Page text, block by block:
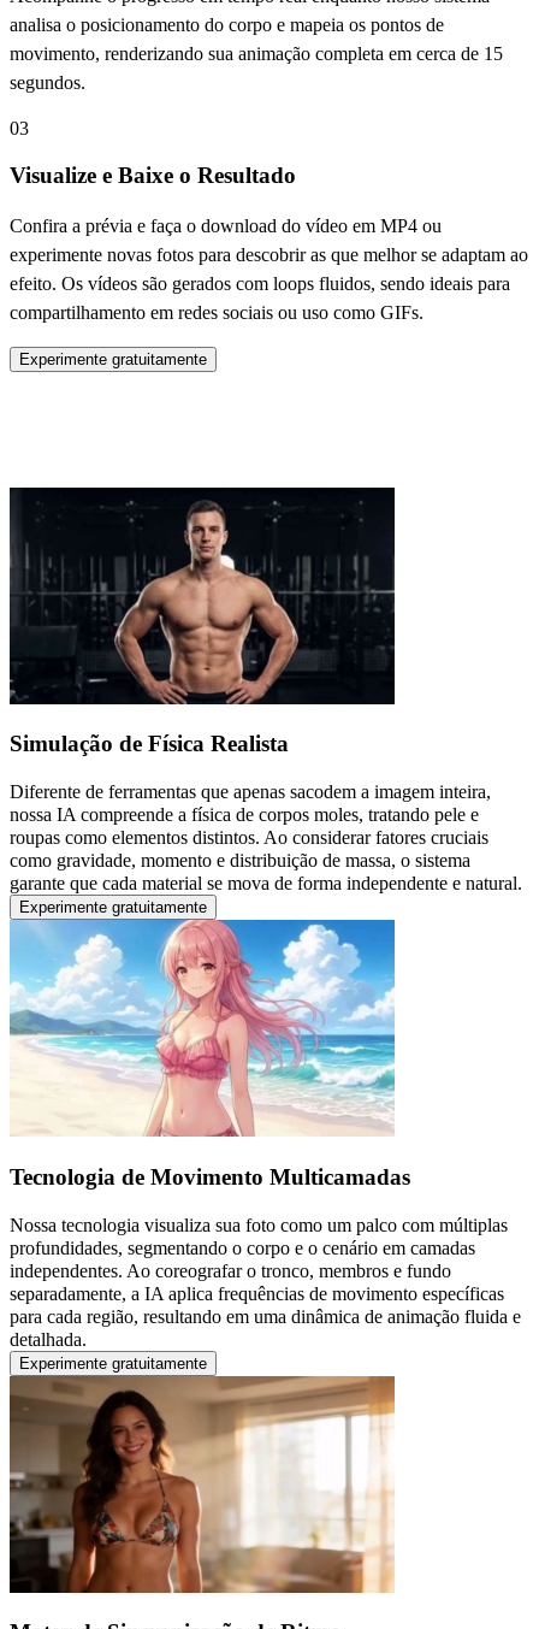
analisa o posicionamento do corpo e mapeia os pontos de
movimento, renderizando sua animação completa em cerca de 15
segundos.
03
Visualize e Baixe o Resultado
Confira a prévia e faça o download do vídeo em MP4 ou
experimente novas fotos para descobrir as que melhor se adaptam ao
efeito. Os vídeos são gerados com loops fluidos, sendo ideais para
compartilhamento em redes sociais ou uso como GIFs.
Experimente gratuitamente
Simulação de Física Realista
Diferente de ferramentas que apenas sacodem a imagem inteira,
nossa IA compreende a física de corpos moles, tratando pele e
roupas como elementos distintos. Ao considerar fatores cruciais
como gravidade, momento e distribuição de massa, o sistema
garante que cada material se mova de forma independente e natural.
Experimente gratuitamente
Tecnologia de Movimento Multicamadas
Nossa tecnologia visualiza sua foto como um palco com múltiplas
profundidades, segmentando o corpo e o cenário em camadas
independentes. Ao coreografar o tronco, membros e fundo
separadamente, a IA aplica frequências de movimento específicas
para cada região, resultando em uma dinâmica de animação fluida e
detalhada.
Experimente gratuitamente